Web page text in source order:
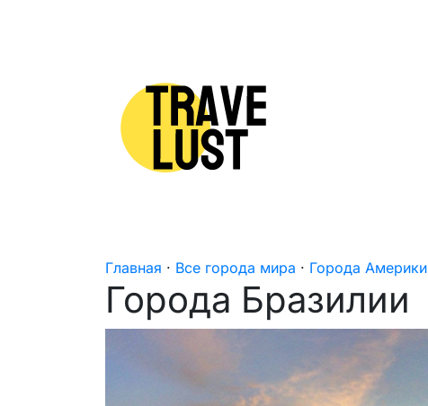
Главная · Все города мира · Города Америки
Города Бразилии